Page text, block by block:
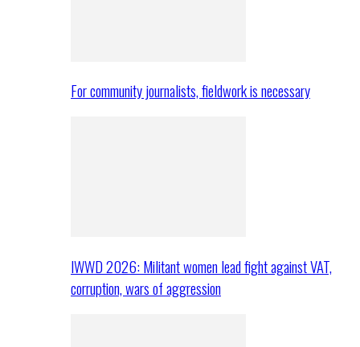
For community journalists, fieldwork is necessary
IWWD 2026: Militant women lead fight against VAT,
corruption, wars of aggression